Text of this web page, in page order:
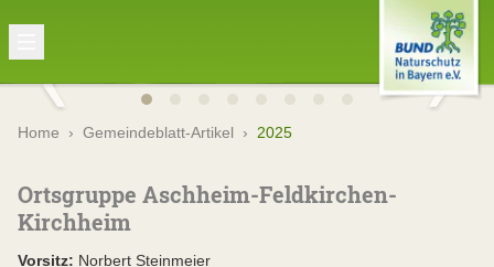
Home › Gemeindeblatt-Artikel › 2025
Ortsgruppe Aschheim-Feldkirchen-
Kirchheim
Vorsitz: Norbert Steinmeier